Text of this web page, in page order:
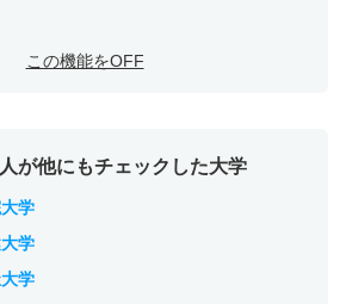
この機能をOFF
が他にもチェックした大学
学
学
学